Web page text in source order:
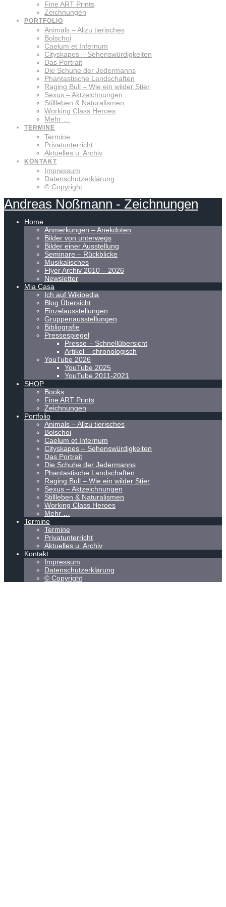
Fine ART Prints
Zeichnungen
PORTFOLIO
Animals – Allzu tierisches
Bolschoi
Caelum et Infernum
Cityskapes – Sehenswürdigkeiten
Das Portrait
Die Schuhe der Jedermanns
Phantastische Landschaften
Raging Bull – Wie ein wilder Stier
Sexus – Aktzeichnungen
Stillleben & Naturalismen
Working Class Heroes
Mehr …
TERMINE
Termine
Privatunterricht
Aktuelles u. Archiv
KONTAKT
Impressum
Datenschutzerklärung
© Copyright
Andreas Noßmann - Zeichnungen
Home
Anmerkungen – Anekdoten
Bilder von unterwegs
Bilder einer Ausstellung
Seminare – Rückblicke
Musikalisches
Flyer Archiv 2010 – 2026
Newsletter
Mia Casa
Ich auf Wikipedia
Blog Übersicht
Einzelausstellungen
Gruppenausstellungen
Bibliografie
Pressespiegel
Presse – Schnellübersicht
Artikel – chronologisch
YouTube 2026
YouTube 2025
YouTube 2011-2021
SHOP
Books
Fine ART Prints
Zeichnungen
Portfolio
Animals – Allzu tierisches
Bolschoi
Caelum et Infernum
Cityskapes – Sehenswürdigkeiten
Das Portrait
Die Schuhe der Jedermanns
Phantastische Landschaften
Raging Bull – Wie ein wilder Stier
Sexus – Aktzeichnungen
Stillleben & Naturalismen
Working Class Heroes
Mehr …
Termine
Termine
Privatunterricht
Aktuelles u. Archiv
Kontakt
Impressum
Datenschutzerklärung
© Copyright